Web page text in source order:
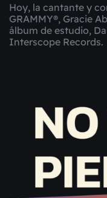
Hoy, la cantante y
GRAMMY®, Gracie
álbum de estudio,
Interscope Records.